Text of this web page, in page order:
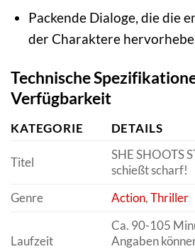
Packende Dialoge, die die
der Charaktere
Technische
Verfügbarkeit
KATEGORIE DETAILS
Titel
SHE SHOOTS
schießt scharf!
Genre
Action,Thriller
Laufzeit
Ca. 90-105
Angaben